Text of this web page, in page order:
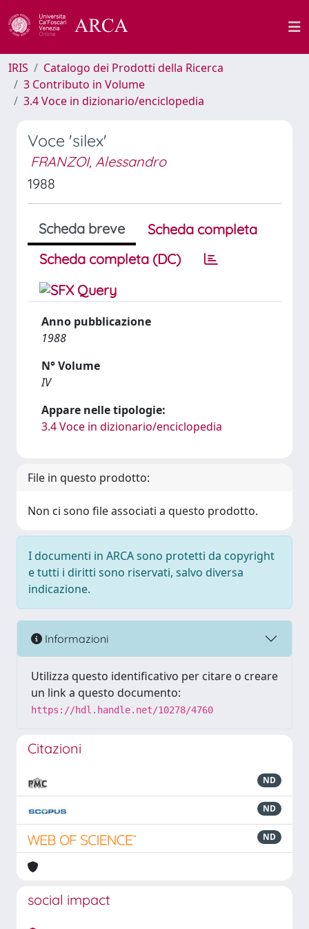
IRIS
Catalogo dei Prodotti della Ricerca
3 Contributo in Volume
3.4 Voce in dizionario/enciclopedia
Voce 'silex'
FRANZOI, Alessandro
1988
Scheda breve
Scheda completa
Scheda completa (DC)
Anno pubblicazione
1988
N° Volume
IV
Appare nelle tipologie:
3.4 Voce in dizionario/enciclopedia
File in questo prodotto:
Non ci sono file associati a questo prodotto.
I documenti in ARCA sono protetti da copyright
e tutti i diritti sono riservati, salvo diversa
indicazione.
Informazioni
Utilizza questo identificativo per citare o creare
un link a questo documento:
https://hdl.handle.net/10278/4760
Citazioni
ND
ND
ND
social impact